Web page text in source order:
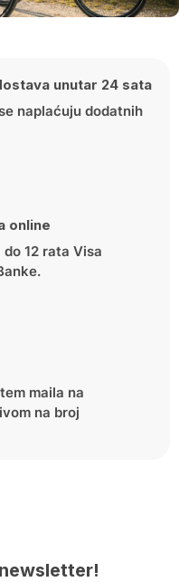
unutar 24 sata
naplaćuju dodatnih
online
12 rata Visa
maila na
na broj